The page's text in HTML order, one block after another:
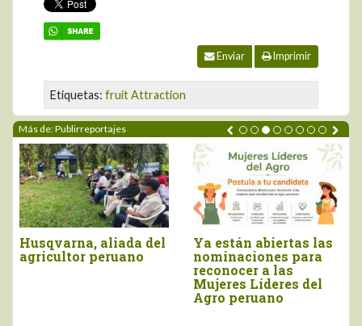
Enviar Imprimir
Etiquetas: fruit Attraction
Más de: Publirreportajes
AGROFEST es el
movimiento que
impulsa una visión de
Crece interés de
empresas por
participar en “Mujeres
Líderes del Agro”